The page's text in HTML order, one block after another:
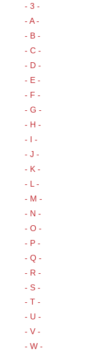
- 3 -
- A -
- B -
- C -
- D -
- E -
- F -
- G -
- H -
- I -
- J -
- K -
- L -
- M -
- N -
- O -
- P -
- Q -
- R -
- S -
- T -
- U -
- V -
- W -